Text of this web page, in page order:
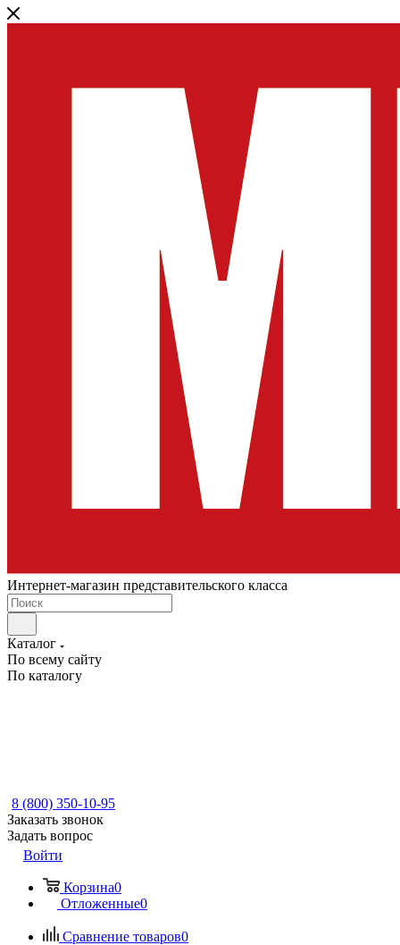
Интернет-магазин представительского класса
Каталог
По всему сайту
По каталогу
8 (800) 350-10-95
Заказать звонок
Задать вопрос
Войти
Корзина0
Отложенные0
Сравнение товаров0